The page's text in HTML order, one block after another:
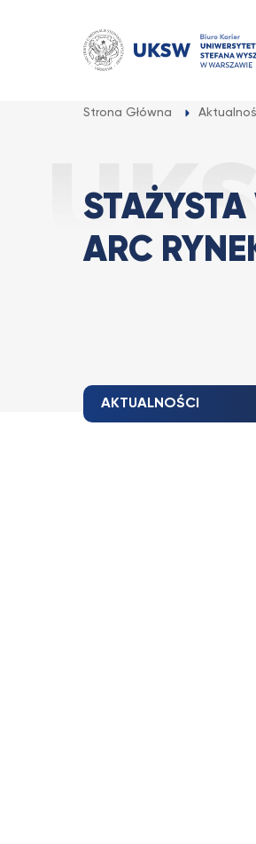
Strona Główna
ARC
AKTUALNOŚCI